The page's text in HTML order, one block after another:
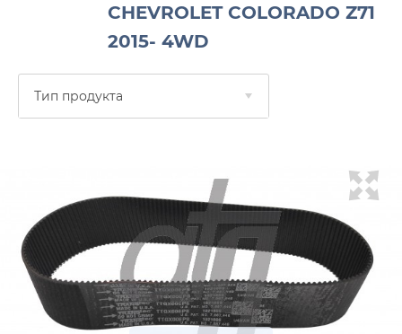
CHEVROLET COLORADO Z71
2015- 4WD
Тип продукта